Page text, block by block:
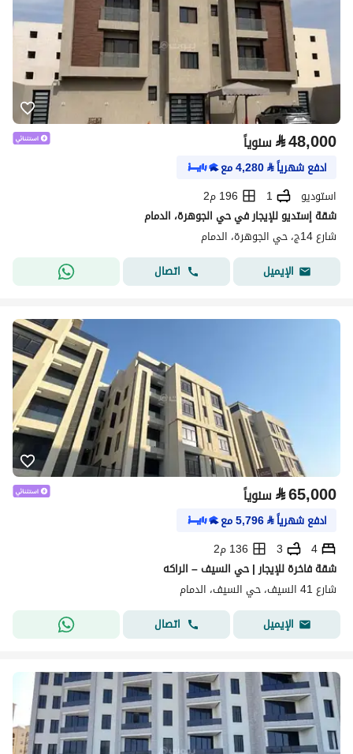
⃁48,000 سنوياً
ادفع شهرياً⃁
4,280مع
استوديو
1
196 م2
شقة إستديو للإيجار في حي الجوهرة، الدمام
شارع 14ج، حي الجوهرة، الدمام
الإيميل
اتصال
⃁65,000 سنوياً
ادفع شهرياً⃁
5,796مع
4
3
136 م2
شقة فاخرة للإيجار | حي السيف – الراكه
شارع 41 السيف، حي السيف، الدمام
الإيميل
اتصال